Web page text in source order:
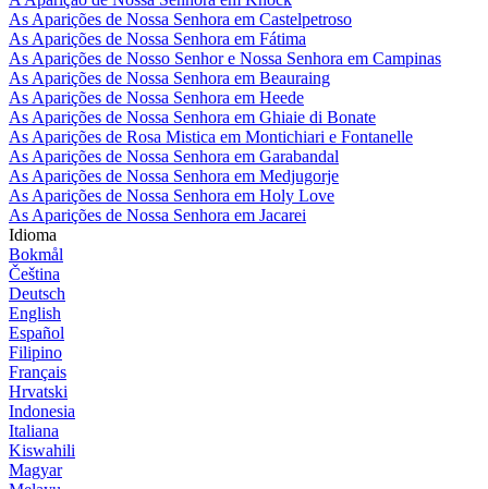
As Aparições de Nossa Senhora em Castelpetroso
As Aparições de Nossa Senhora em Fátima
As Aparições de Nosso Senhor e Nossa Senhora em Campinas
As Aparições de Nossa Senhora em Beauraing
As Aparições de Nossa Senhora em Heede
As Aparições de Nossa Senhora em Ghiaie di Bonate
As Aparições de Rosa Mistica em Montichiari e Fontanelle
As Aparições de Nossa Senhora em Garabandal
As Aparições de Nossa Senhora em Medjugorje
As Aparições de Nossa Senhora em Holy Love
As Aparições de Nossa Senhora em Jacarei
Idioma
Bokmål
Čeština
Deutsch
English
Español
Filipino
Français
Hrvatski
Indonesia
Italiana
Kiswahili
Magyar